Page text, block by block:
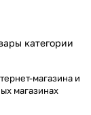
категории
магазина и
магазинах